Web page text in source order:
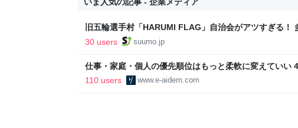
旧五輪選手村「HARUMI FLAG」自治会がアツすぎる！
ルで挑む、盆踊り2万人集客や交通改善など“街の価値向
30 users suumo.jp
仕事・家庭・個人の優先順位はもっと柔軟に変えていい
後の自分に伝えたいこと - りっすん by イーアイデム
110 users www.e-aidem.com